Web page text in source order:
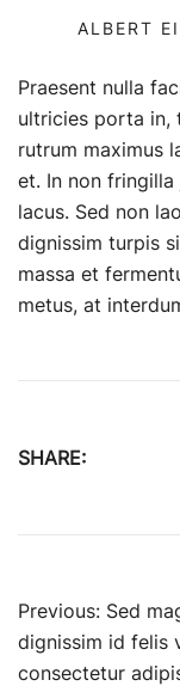
ALBERT
Praesent nulla
ultricies porta in,
rutrum maximus
et. In non fringilla
lacus. Sed non
dignissim turpis
massa et
metus, at
SHARE:
Post
navigation
Previous: Sed
dignissim id felis
consectetur